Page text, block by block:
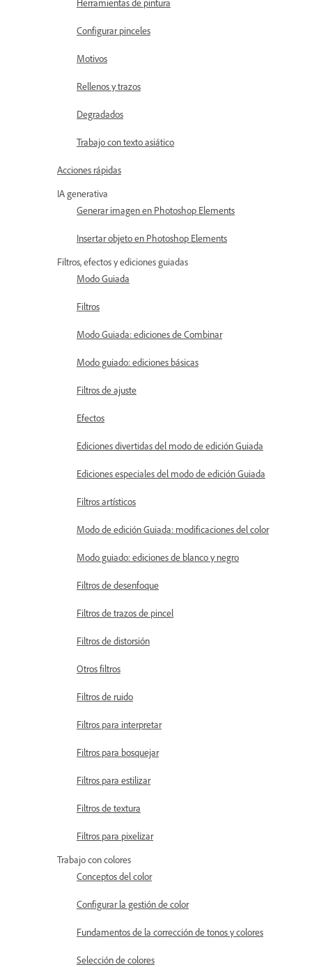
Herramientas de pintura
Configurar pinceles
Motivos
Rellenos y trazos
Degradados
Trabajo con texto asiático
Acciones rápidas
IA generativa
Generar imagen en Photoshop Elements
Insertar objeto en Photoshop Elements
Filtros, efectos y ediciones guiadas
Modo Guiada
Filtros
Modo Guiada: ediciones de Combinar
Modo guiado: ediciones básicas
Filtros de ajuste
Efectos
Ediciones divertidas del modo de edición Guiada
Ediciones especiales del modo de edición Guiada
Filtros artísticos
Modo de edición Guiada: modificaciones del color
Modo guiado: ediciones de blanco y negro
Filtros de desenfoque
Filtros de trazos de pincel
Filtros de distorsión
Otros filtros
Filtros de ruido
Filtros para interpretar
Filtros para bosquejar
Filtros para estilizar
Filtros de textura
Filtros para pixelizar
Trabajo con colores
Conceptos del color
Configurar la gestión de color
Fundamentos de la corrección de tonos y colores
Selección de colores